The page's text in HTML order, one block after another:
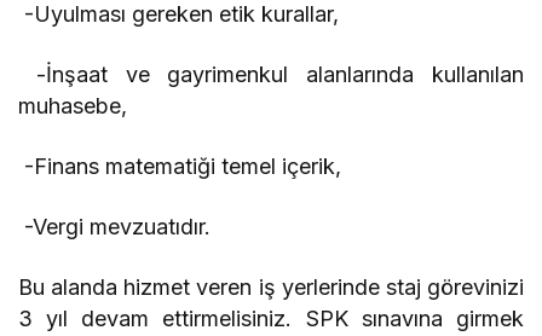
-Uyulması gereken etik kurallar,
-İnşaat ve gayrimenkul alanlarında kullanılan
muhasebe,
-Finans matematiği temel içerik,
-Vergi mevzuatıdır.
Bu alanda hizmet veren iş yerlerinde staj görevinizi
3 yıl devam ettirmelisiniz. SPK sınavına girmek